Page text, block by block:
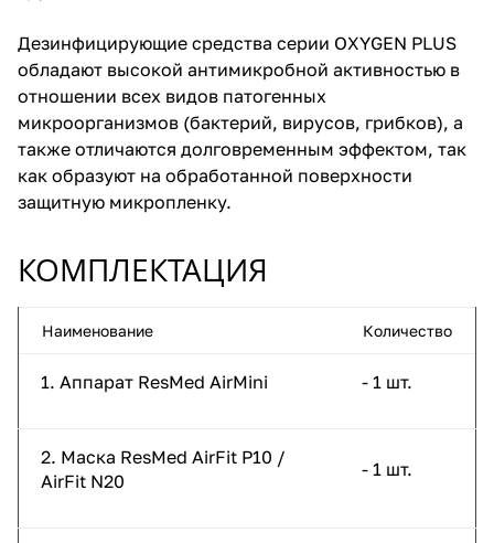
Дезинфицирующие средства серии OXYGEN PLUS
обладают высокой антимикробной активностью в
отношении всех видов патогенных
микроорганизмов (бактерий, вирусов, грибков), а
также отличаются долговременным эффектом, так
как образуют на обработанной поверхности
защитную микропленку.
КОМПЛЕКТАЦИЯ
Наименование Количество
1. Аппарат ResMed AirMini - 1 шт.
2. Маска ResMed AirFit P10 /
AirFit N20
- 1 шт.